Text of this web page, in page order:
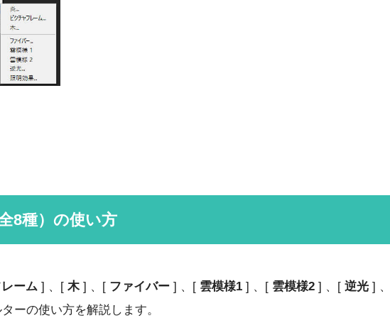
8種）の使い方
ーム ] 、[ 木] 、[ ファイバー ] 、[ 雲模様1 ] 、[ 雲模様2 ] 、[ 逆光 ]
ーの使い方を解説します。